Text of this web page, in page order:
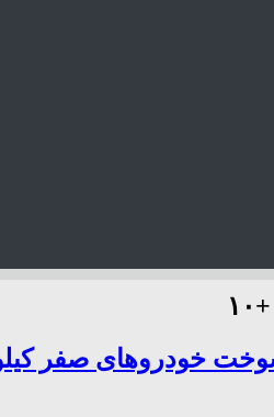
خودروهای صفر